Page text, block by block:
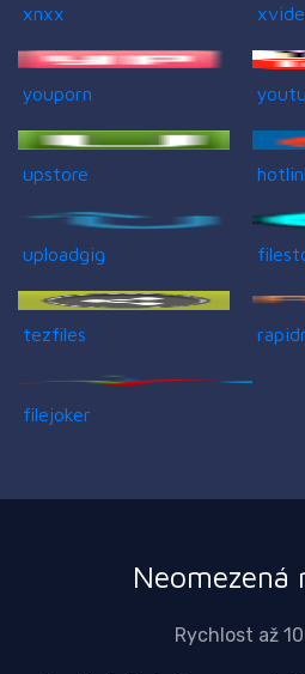
xnxx
youporn
upstore
uploadgig
tezfiles
filejoker
Neomezená
Rychlost až